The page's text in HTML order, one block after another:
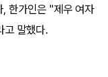
한가인은 "제우 여자
고 말했다.